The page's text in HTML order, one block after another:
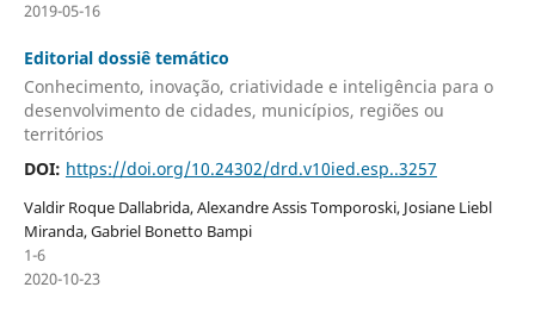
2019-05-16
Editorial dossiê temático
Conhecimento, inovação, criatividade e inteligência para o
desenvolvimento de cidades, municípios, regiões ou
territórios
DOI: https://doi.org/10.24302/drd.v10ied.esp..3257
Valdir Roque Dallabrida, Alexandre Assis Tomporoski, Josiane Liebl
Miranda, Gabriel Bonetto Bampi
1-6
2020-10-23